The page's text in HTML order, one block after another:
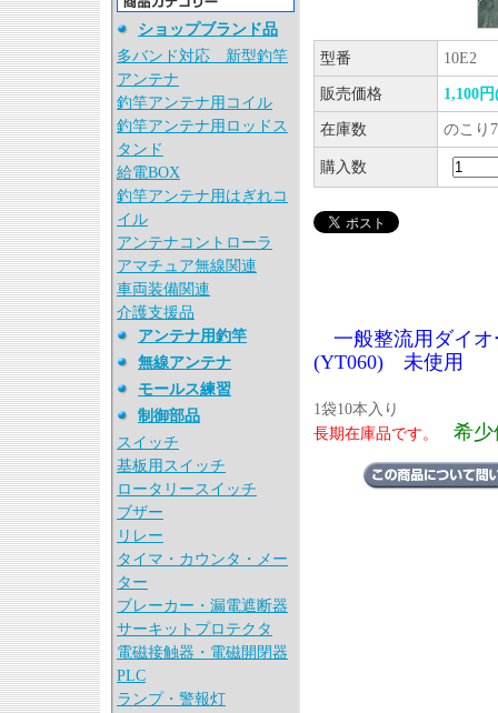
ショップブランド品
多バンド対応 新型釣竿
アンテナ
釣竿アンテナ用コイル
釣竿アンテナ用ロッドス
タンド
給電BOX
釣竿アンテナ用はぎれコ
イル
アンテナコントローラ
アマチュア無線関連
車両装備関連
介護支援品
アンテナ用釣竿
無線アンテナ
モールス練習
制御部品
スイッチ
基板用スイッチ
ロータリースイッチ
ブザー
リレー
タイマ・カウンタ・メー
ター
ブレーカー・漏電遮断器
サーキットプロテクタ
電磁接触器・電磁開閉器
PLC
ランプ・警報灯
型番 10E2
販売価格 1,100
在庫数 のこり
購入数
一般整流用ダイ
(YT060) 未使用
1袋10本入り
長期在庫品です。
希少